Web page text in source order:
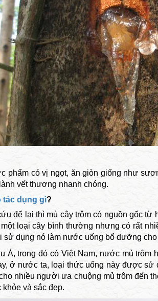
phẩm có vị ngọt, ăn giòn giống như
vết thương nhanh chóng.
tác dụng gì?
để lại thì mủ cây trôm có nguồn gốc
loại cây bình thường nhưng có rất
sử dụng nó làm nước uống bổ dưỡng
Á, trong đó có Việt Nam, nước mủ trôm
ở nước ta, loại thức uống này được sử
nhiều người ưa chuộng mủ trôm đến
và sắc đẹp.